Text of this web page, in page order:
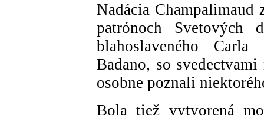
Nadácia Champalimaud
patrónoch Svetových
blahoslaveného
Badano, so
osobne poznali
Bola tiež vytvorená